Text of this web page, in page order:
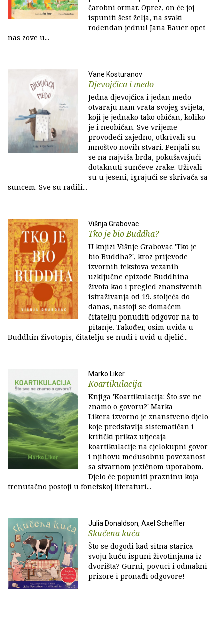
čarobni ormar. Oprez, on će joj
ispuniti šest želja, na svaki
rođendan jednu! Jana Bauer opet
nas zove u...
Vane Kosturanov
Djevojčica i medo
Jedna djevojčica i jedan medo
otvaraju nam vrata svojeg svijeta,
koji je jednako tako običan, koliko
je i neobičan. Sve vrijeme
provodeći zajedno, otkrivali su
mnoštvo novih stvari. Penjali su
se na najviša brda, pokušavajući
dotaknuti sunčeve zrake. Uživali
su u jeseni, igrajući se skrivača sa
suncem. Sve su radili...
Višnja Grabovac
Tko je bio Buddha?
U knjizi Višnje Grabovac 'Tko je
bio Buddha?', kroz prijevode
izvornih tekstova vezanih
uzključne epizode Buddhina
života kao i pregled znanstvenih
istraživanja od 19. stoljeća do
danas, nastoji se domaćem
čitatelju ponuditi odgovor na to
pitanje. Također, osim uvida u
Buddhin životopis, čitatelju se nudi i uvid u djelić...
Marko Liker
Koartikulacija
Knjiga 'Koartikulacija: Što sve ne
znamo o govoru?' Marka
Likera izvorno je znanstveno djelo
koje predstavlja sistematičan i
kritički prikaz utjecaja
koartikulacije na cjelokupni govor
i njihovu međusobnu povezanost
sa stvarnom jezičnom uporabom.
Djelo će popuniti prazninu koja
trenutačno postoji u fonetskoj literaturi...
Julia Donaldson, Axel Scheffler
Skučena kuća
Što se dogodi kad sitna starica
svoju kuću ispuni životinjama iz
dvorišta? Gurni, povuci i odmakni
prizore i pronađi odgovore!